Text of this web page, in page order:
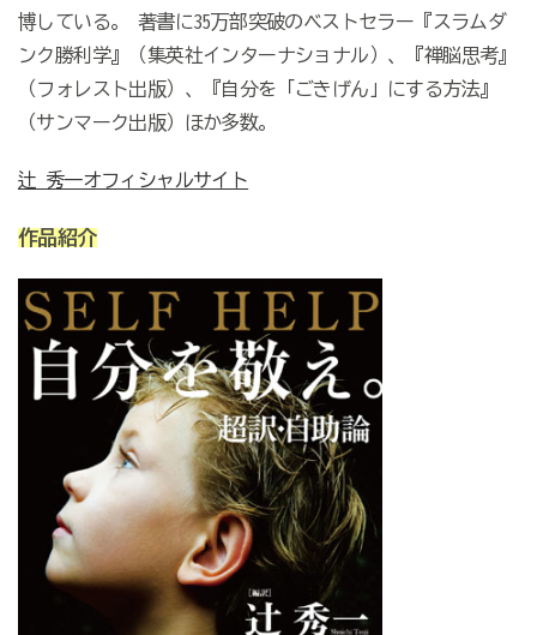
博している。 著書に35万部突破のベストセラー『スラムダ
ンク勝利学』（集英社インターナショナル）、『禅脳思考』
（フォレスト出版）、『自分を「ごきげん」にする方法』
（サンマーク出版）ほか多数。
辻 秀一オフィシャルサイト
作品紹介